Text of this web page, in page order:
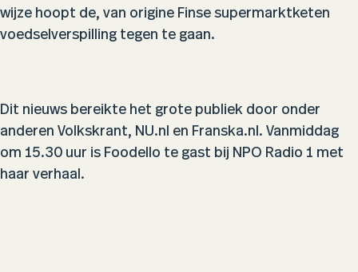
wijze hoopt de, van origine Finse supermarktketen
voedselverspilling tegen te gaan.
Dit nieuws bereikte het grote publiek door onder
anderen Volkskrant, NU.nl en Franska.nl. Vanmiddag
om 15.30 uur is Foodello te gast bij NPO Radio 1 met
haar verhaal.